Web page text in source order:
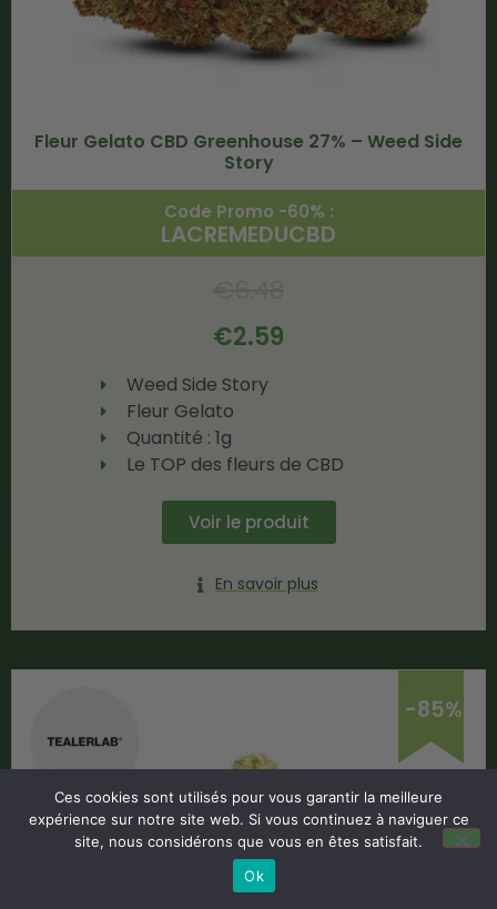
Fleur Gelato CBD Greenhouse 27% – Weed Side
Story
Code Promo -60% :
LACREMEDUCBD
€2.59
Weed Side Story
Fleur Gelato
Quantité : 1g
Le TOP des fleurs de CBD
Voir le produit
En savoir plus
-85%
Ces cookies sont utilisés pour vous garantir la meilleure
expérience sur notre site web. Si vous continuez à naviguer ce
site, nous considérons que vous en êtes satisfait.
Ok